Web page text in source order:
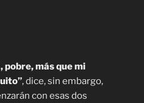
pobre, más que mi
, dice, sin embargo,
con esas dos